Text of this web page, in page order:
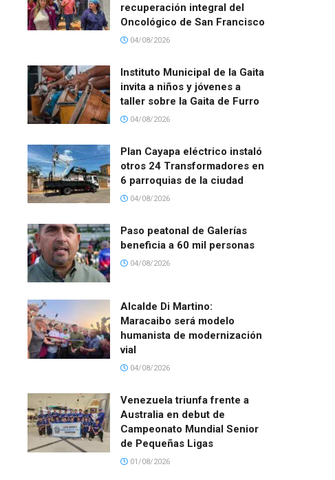
recuperación integral del
Oncológico de San Francisco
04/08/2026
Instituto Municipal de la Gaita
invita a niños y jóvenes a
taller sobre la Gaita de Furro
04/08/2026
Plan Cayapa eléctrico instaló
otros 24 Transformadores en
6 parroquias de la ciudad
04/08/2026
Paso peatonal de Galerías
beneficia a 60 mil personas
04/08/2026
Alcalde Di Martino:
Maracaibo será modelo
humanista de modernización
vial
04/08/2026
Venezuela triunfa frente a
Australia en debut de
Campeonato Mundial Senior
de Pequeñas Ligas
01/08/2026